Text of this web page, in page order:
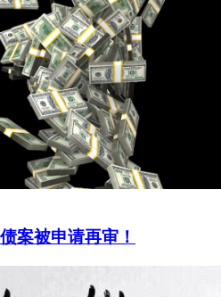
案被申请再审！